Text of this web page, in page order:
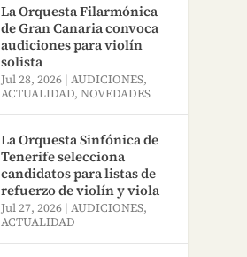
La Orquesta Filarmónica
de Gran Canaria convoca
audiciones para violín
solista
Jul 28, 2026 |AUDICIONES,
ACTUALIDAD,NOVEDADES
La Orquesta Sinfónica de
Tenerife selecciona
candidatos para listas de
refuerzo de violín y viola
Jul 27, 2026 |AUDICIONES,
ACTUALIDAD